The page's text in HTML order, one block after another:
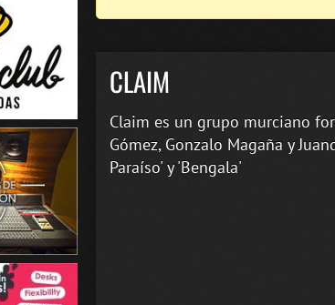
CLAIM
Claim es un grupo murciano
Gómez, Gonzalo Magaña y
Paraíso' y 'Bengala'